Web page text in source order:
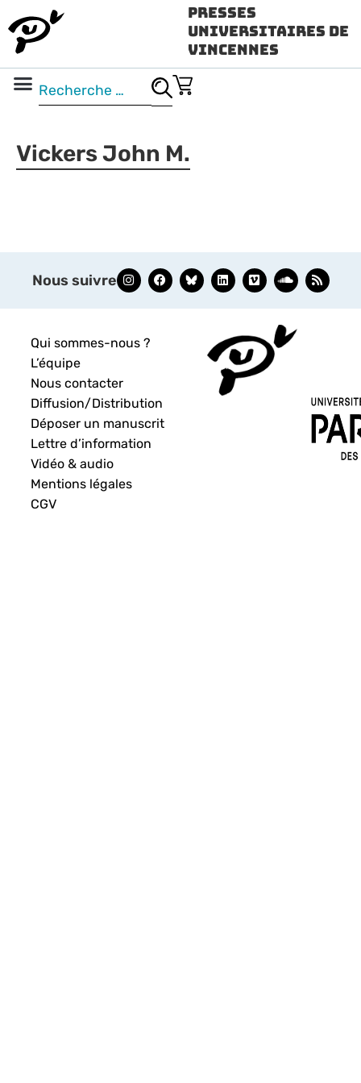
Presses
Universitaires de
Vincennes
Vickers John M.
Nous suivre
Qui sommes-nous ?
L’équipe
Nous contacter
Diffusion/Distribution
Déposer un manuscrit
Lettre d’information
Vidéo & audio
Mentions légales
CGV